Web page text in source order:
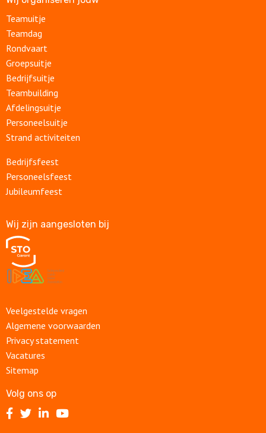
Teamuitje
Teamdag
Rondvaart
Groepsuitje
Bedrijfsuitje
Teambuilding
Afdelingsuitje
Personeelsuitje
Strand activiteiten
Bedrijfsfeest
Personeelsfeest
Jubileumfeest
Wij zijn aangesloten bij
Veelgestelde vragen
Algemene voorwaarden
Privacy statement
Vacatures
Sitemap
Volg ons op
VolgVolgVolgVolg